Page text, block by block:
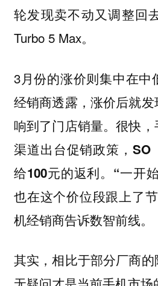
轮发现卖不动又调整回
Turbo 5 Max。
3月份的涨价则集中在中
经销商透露，涨价后就
响到了门店销量。很快，
渠道出台促销政策，SO
给100元的返利。“一开
也在这个价位段跟上了
机经销商告诉数智前线。
其实，相比于部分厂商